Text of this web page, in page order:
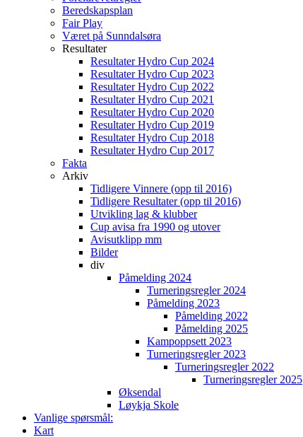
Beredskapsplan
Fair Play
Været på Sunndalsøra
Resultater
Resultater Hydro Cup 2024
Resultater Hydro Cup 2023
Resultater Hydro Cup 2022
Resultater Hydro Cup 2021
Resultater Hydro Cup 2020
Resultater Hydro Cup 2019
Resultater Hydro Cup 2018
Resultater Hydro Cup 2017
Fakta
Arkiv
Tidligere Vinnere (opp til 2016)
Tidligere Resultater (opp til 2016)
Utvikling lag & klubber
Cup avisa fra 1990 og utover
Avisutklipp mm
Bilder
div
Påmelding 2024
Turneringsregler 2024
Påmelding 2023
Påmelding 2022
Påmelding 2025
Kampoppsett 2023
Turneringsregler 2023
Turneringsregler 2022
Turneringsregler 2025
Øksendal
Løykja Skole
Vanlige spørsmål:
Kart